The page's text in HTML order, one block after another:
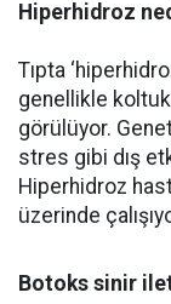
Hiperhidroz
Tıpta
genellikle koltuk
görülüyor.
stres gibi dış
Hiperhidroz
üzerinde
Botoks sinir